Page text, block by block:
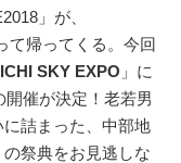
」が、
て帰ってくる。今回
SKY EXPO 」に
催が決定！老若男
詰まった、中部地
祭典をお見逃しな